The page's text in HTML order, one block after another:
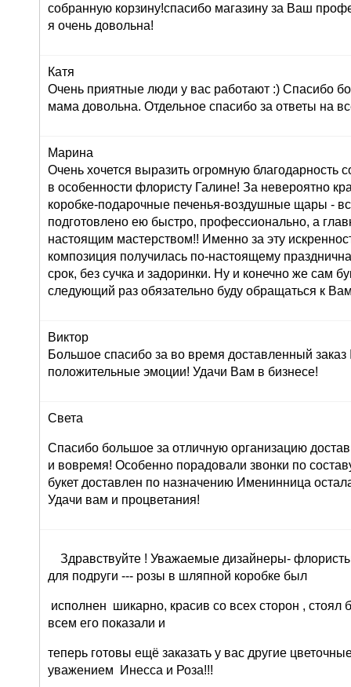
собранную корзину!спасибо магазину за Ваш
я очень довольна!
Катя
Очень приятные люди у вас работают :) Спасибо
мама довольна. Отдельное спасибо за ответы на
Марина
Очень хочется выразить огромную благодарность
в особенности флористу Галине! За невероятно
коробке-подарочные печенья-воздушные щары -
подготовлено ею быстро, профессионально, а
настоящим мастерством!! Именно за эту
композиция получилась по-настоящему
срок, без сучка и задоринки. Ну и конечно же сам
следующий раз обязательно буду обращаться к
Виктор
Большое спасибо за во время доставленный
положительные эмоции! Удачи Вам в бизнесе!
Света
Спасибо большое за отличную организацию
и вовремя! Особенно порадовали звонки по
букет доставлен по назначению Именинница
Удачи вам и процветания!
Здравствуйте ! Уважаемые дизайнеры-
для подруги --- розы в шляпной коробке был
исполнен шикарно, красив со всех сторон ,
всем его показали и
теперь готовы ещё заказать у вас другие
уважением Инесса и Роза!!!